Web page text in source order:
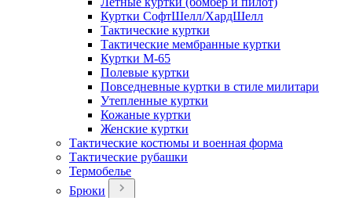
Куртки СофтШелл/ХардШелл
Тактические куртки
Тактические мембранные куртки
Куртки М-65
Полевые куртки
Повседневные куртки в стиле милитари
Утепленные куртки
Кожаные куртки
Женские куртки
Тактические костюмы и военная форма
Тактические рубашки
Термобелье
Брюки